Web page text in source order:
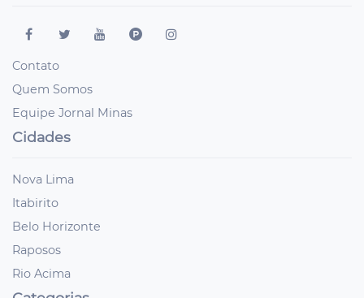
Contato
Quem Somos
Equipe Jornal Minas
Cidades
Nova Lima
Itabirito
Belo Horizonte
Raposos
Rio Acima